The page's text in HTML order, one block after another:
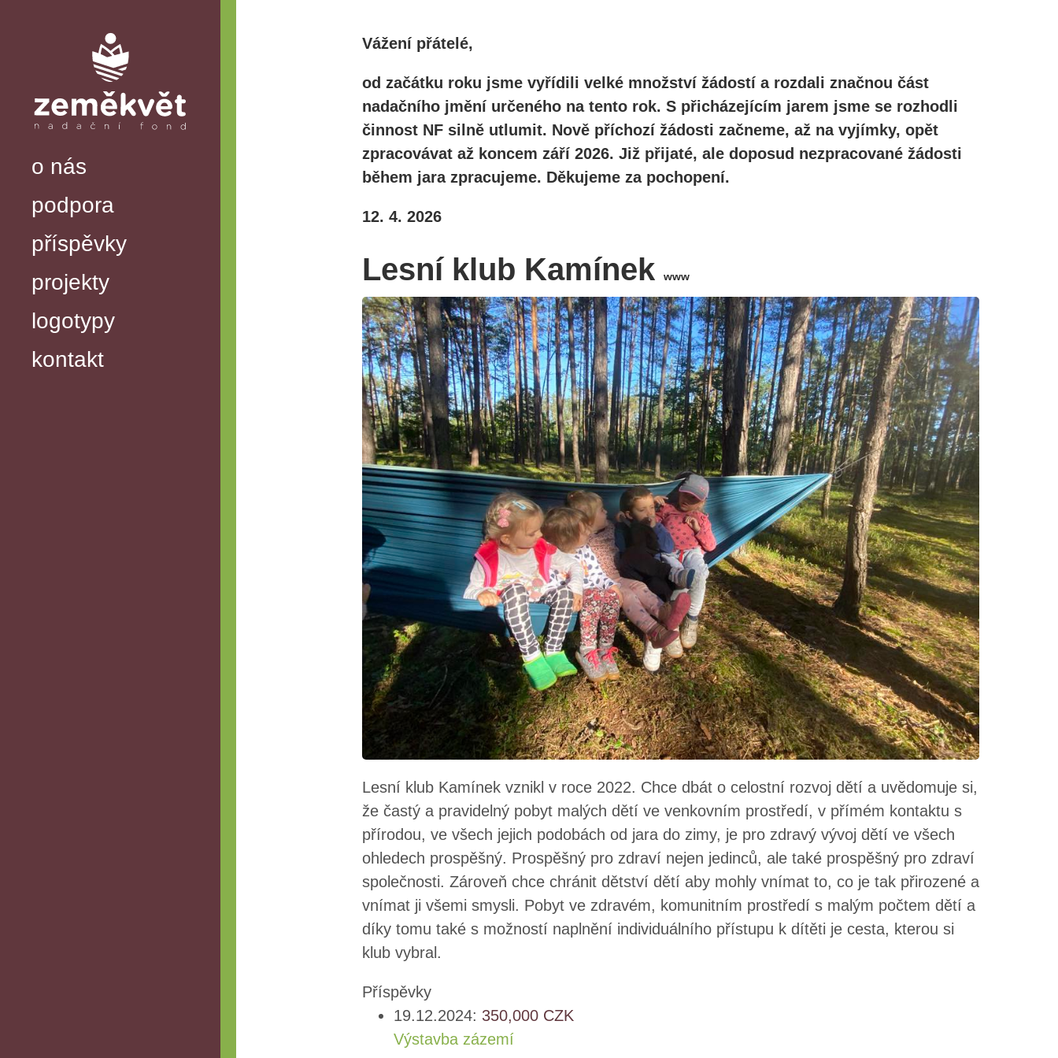
o nás
podpora
příspěvky
projekty
logotypy
kontakt
Vážení přátelé,
od začátku roku jsme vyřídili velké množství žádostí a rozdali značnou část
nadačního jmění určeného na tento rok. S přicházejícím jarem jsme se rozhodli
činnost NF silně utlumit. Nově příchozí žádosti začneme, až na vyjímky, opět
zpracovávat až koncem září 2026. Již přijaté, ale doposud nezpracované žádosti
během jara zpracujeme. Děkujeme za pochopení.
12. 4. 2026
Lesní klub Kamínek www
Lesní klub Kamínek vznikl v roce 2022. Chce dbát o celostní rozvoj dětí a uvědomuje si,
že častý a pravidelný pobyt malých dětí ve venkovním prostředí, v přímém kontaktu s
přírodou, ve všech jejich podobách od jara do zimy, je pro zdravý vývoj dětí ve všech
ohledech prospěšný. Prospěšný pro zdraví nejen jedinců, ale také prospěšný pro zdraví
společnosti. Zároveň chce chránit dětství dětí aby mohly vnímat to, co je tak přirozené a
vnímat ji všemi smysli. Pobyt ve zdravém, komunitním prostředí s malým počtem dětí a
díky tomu také s možností naplnění individuálního přístupu k dítěti je cesta, kterou si
klub vybral.
Příspěvky
19.12.2024: 350,000 CZK
Výstavba zázemí